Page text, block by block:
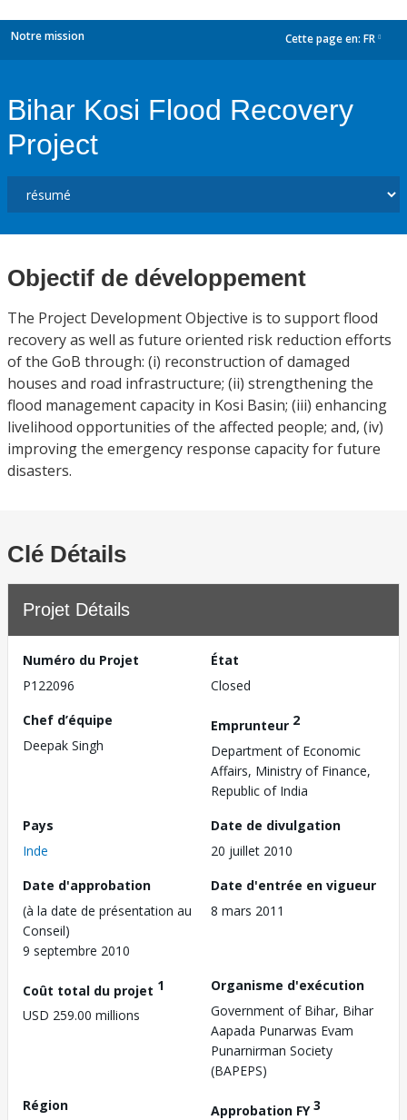
Notre mission Cette page en: FR
Bihar Kosi Flood Recovery
Project
Objectif de développement
The Project Development Objective is to support flood
recovery as well as future oriented risk reduction efforts
of the GoB through: (i) reconstruction of damaged
houses and road infrastructure; (ii) strengthening the
flood management capacity in Kosi Basin; (iii) enhancing
livelihood opportunities of the affected people; and, (iv)
improving the emergency response capacity for future
disasters.
Clé Détails
Projet Détails
Numéro du Projet
P122096
État
Closed
Chef d’équipe
Deepak Singh
Emprunteur 2
Department of Economic
Affairs, Ministry of Finance,
Republic of India
Pays
Inde
Date de divulgation
20 juillet 2010
Date d'approbation
(à la date de présentation au
Conseil)
9 septembre 2010
Date d'entrée en vigueur
8 mars 2011
Coût total du projet 1
USD 259.00 millions
Organisme d'exécution
Government of Bihar, Bihar
Aapada Punarwas Evam
Punarnirman Society
(BAPEPS)
Région
Approbation FY3